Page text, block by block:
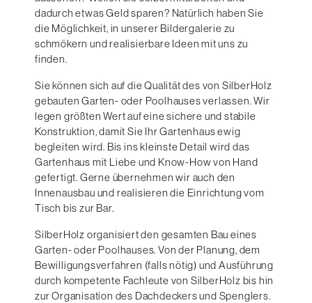
dadurch etwas Geld sparen? Natürlich haben Sie
die Möglichkeit, in unserer Bildergalerie zu
schmökern und realisierbare Ideen mit uns zu
finden.
Sie können sich auf die Qualität des von SilberHolz
gebauten Garten- oder Poolhauses verlassen. Wir
legen größten Wert auf eine sichere und stabile
Konstruktion, damit Sie Ihr Gartenhaus ewig
begleiten wird. Bis ins kleinste Detail wird das
Gartenhaus mit Liebe und Know-How von Hand
gefertigt. Gerne übernehmen wir auch den
Innenausbau und realisieren die Einrichtung vom
Tisch bis zur Bar.
SilberHolz organisiert den gesamten Bau eines
Garten- oder Poolhauses. Von der Planung, dem
Bewilligungsverfahren (falls nötig) und Ausführung
durch kompetente Fachleute von SilberHolz bis hin
zur Organisation des Dachdeckers und Spenglers.